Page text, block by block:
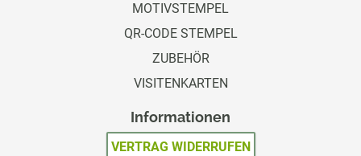
MOTIVSTEMPEL
QR-CODE STEMPEL
ZUBEHÖR
VISITENKARTEN
Informationen
VERTRAG WIDERRUFEN